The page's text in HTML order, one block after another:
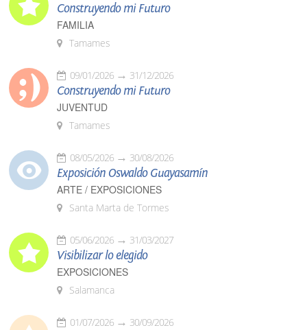
Construyendo mi Futuro
FAMILIA
Tamames
09/01/2026 31/12/2026
Construyendo mi Futuro
JUVENTUD
Tamames
08/05/2026 30/08/2026
Exposición Oswaldo Guayasamín
ARTE / EXPOSICIONES
Santa Marta de Tormes
05/06/2026 31/03/2027
Visibilizar lo elegido
EXPOSICIONES
Salamanca
01/07/2026 30/09/2026